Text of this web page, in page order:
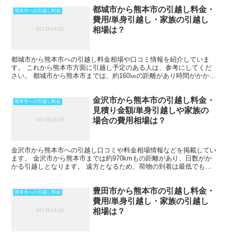
熊本市への引越し料金
都城市から熊本市の引越し料金・
費用/単身引越し・家族の引越し
相場は？
都城市から熊本市への引越し料金相場や口コミ情報を紹介していま
す。 これから熊本市方面に引越し予定のある人は、参考にしてくだ
さい。 都城市から熊本市までは、約160㎞の距離があり時間がかかり
熊本市への引越し料金
金沢市から熊本市の引越し料金・
見積り金額/単身引越しや家族の
場合の費用相場は？
金沢市から熊本市への引越し口コミや料金相場情報などを掲載してい
ます。 金沢市から熊本市までは約970kmもの距離があり、日数がか
かる引越しとなります。 遠方となるため、荷物の到着は最低でも中
熊本市への引越し料金
豊田市から熊本市の引越し料金・
費用/単身引越し・家族の引越し
相場は？